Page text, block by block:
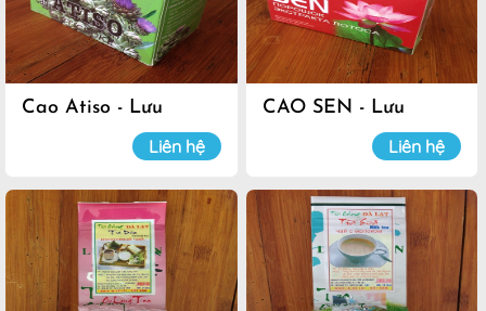
Cao Atiso - Lưu
Liên hệ
CAO SEN - Lưu
Liên hệ